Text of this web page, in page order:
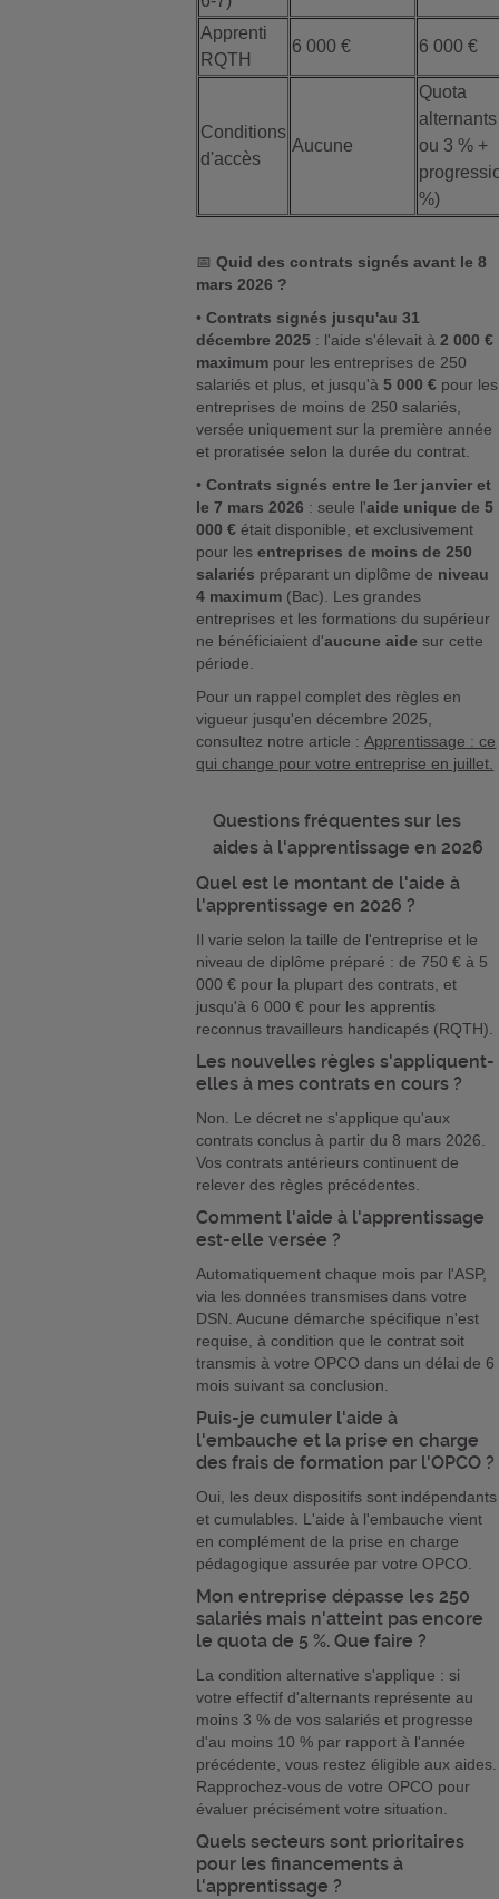
Apprenti
RQTH
6 000 € 6 000 €
Conditions
d'accès
Aucune
Quota
ou 3 % +
%)
📅Quid des contrats signés avant le 8
mars 2026 ?
•Contrats signés jusqu'au 31
décembre 2025 : l'aide s'élevait à2 000 €
maximum pour les entreprises de 250
salariés et plus, et jusqu'à5 000 € pour les
entreprises de moins de 250 salariés,
versée uniquement sur la première année
et proratisée selon la durée du contrat.
•Contrats signés entre le 1er janvier et
le 7 mars 2026 : seule l'aide unique de 5
000 € était disponible, et exclusivement
pour lesentreprises de moins de 250
salariés préparant un diplôme de niveau
4 maximum (Bac). Les grandes
entreprises et les formations du supérieur
ne bénéficiaient d'aucune aide sur cette
période.
Pour un rappel complet des règles en
vigueur jusqu'en décembre 2025,
consultez notre article :Apprentissage : ce
qui change pour votre entreprise en juillet.
Questions fréquentes sur les
aides à l'apprentissage en 2026
Quel est le montant de l'aide à
l'apprentissage en 2026 ?
Il varie selon la taille de l'entreprise et le
niveau de diplôme préparé : de 750 € à 5
000 € pour la plupart des contrats, et
jusqu'à 6 000 € pour les apprentis
reconnus travailleurs handicapés (RQTH).
Les nouvelles règles s'appliquent-
elles à mes contrats en cours ?
Non. Le décret ne s'applique qu'aux
contrats conclus à partir du 8 mars 2026.
Vos contrats antérieurs continuent de
relever des règles précédentes.
Comment l'aide à l'apprentissage
est-elle versée ?
Automatiquement chaque mois par l'ASP,
via les données transmises dans votre
DSN. Aucune démarche spécifique n'est
requise, à condition que le contrat soit
transmis à votre OPCO dans un délai de 6
mois suivant sa conclusion.
Puis-je cumuler l'aide à
l'embauche et la prise en charge
des frais de formation par l'OPCO ?
Oui, les deux dispositifs sont indépendants
et cumulables. L'aide à l'embauche vient
en complément de la prise en charge
pédagogique assurée par votre OPCO.
Mon entreprise dépasse les 250
salariés mais n'atteint pas encore
le quota de 5 %. Que faire ?
La condition alternative s'applique : si
votre effectif d'alternants représente au
moins 3 % de vos salariés et progresse
d'au moins 10 % par rapport à l'année
précédente, vous restez éligible aux aides.
Rapprochez-vous de votre OPCO pour
évaluer précisément votre situation.
Quels secteurs sont prioritaires
pour les financements à
l'apprentissage ?